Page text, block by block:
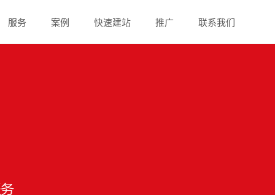
服务 案例 快速建站 推广 联系我们